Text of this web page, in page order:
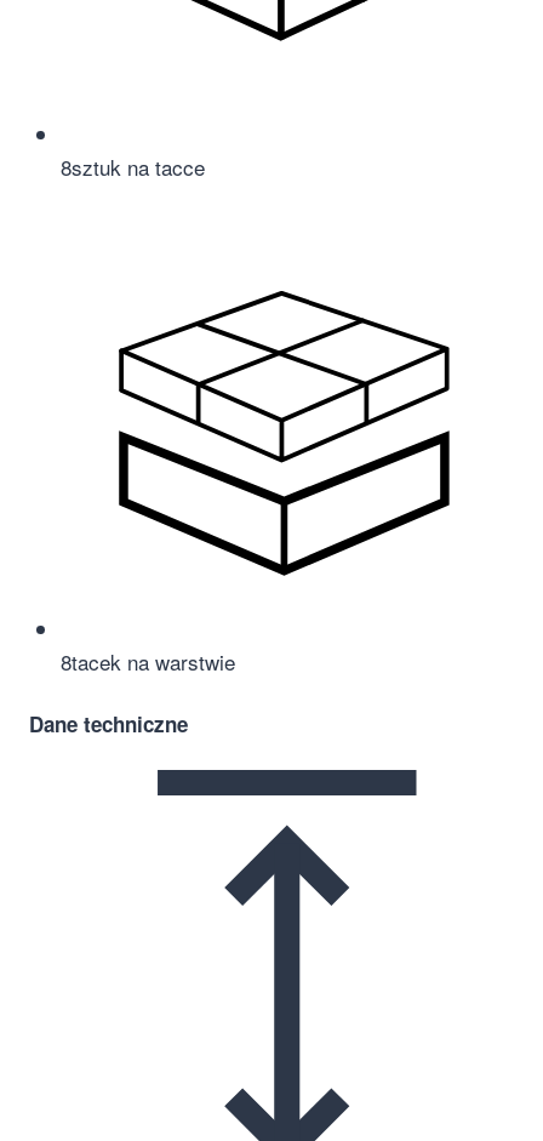
8sztuk na tacce
8tacek na warstwie
Dane techniczne